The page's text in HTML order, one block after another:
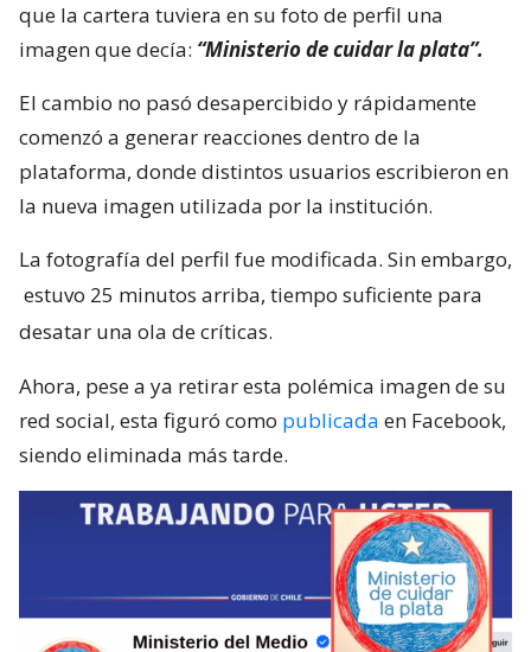
que la cartera tuviera en su foto de perfil una
imagen que decía: “Ministerio de cuidar la plata”.
El cambio no pasó desapercibido y rápidamente
comenzó a generar reacciones dentro de la
plataforma, donde distintos usuarios escribieron en
la nueva imagen utilizada por la institución.
La fotografía del perfil fue modificada. Sin embargo,
estuvo 25 minutos arriba, tiempo suficiente para
desatar una ola de críticas.
Ahora, pese a ya retirar esta polémica imagen de su
red social, esta figuró como publicada en Facebook,
siendo eliminada más tarde.